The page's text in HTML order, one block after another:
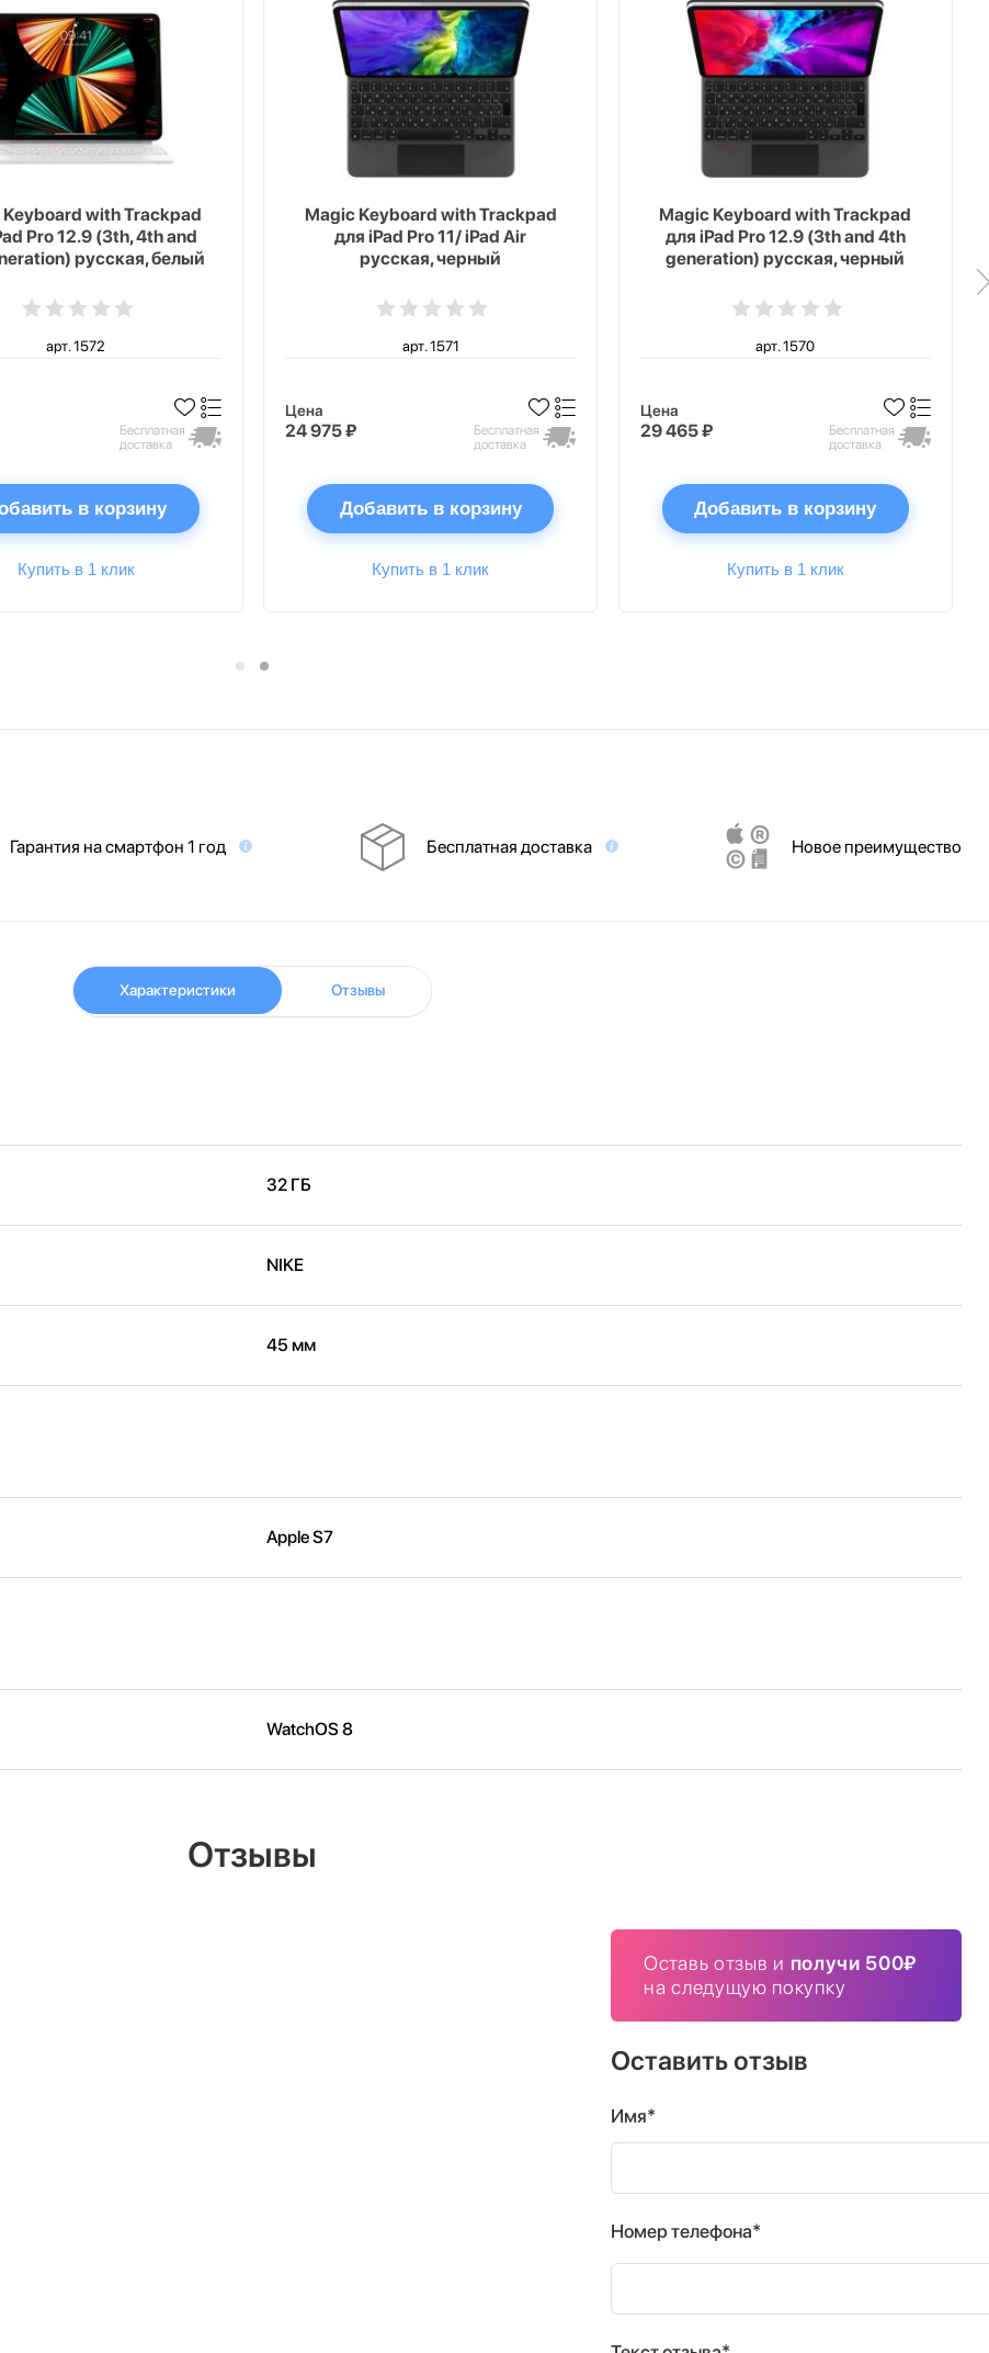
with Trackpad
Pro 12.9 (3th, 4th and
русская, белый
арт. 1572
Бесплатная
доставка
в корзину
Купить в 1 клик
Magic Keyboard with Trackpad
для iPad Pro 11/ iPad Air
русская, черный
арт. 1571
Цена
24 975 ₽
Бесплатная
доставка
Добавить в корзину
Купить в 1 клик
Magic Keyboard with Trackpad
для iPad Pro 12.9 (3th and 4th
generation) русская, черный
арт. 1570
Цена
29 465 ₽
Бесплатная
доставка
Добавить в корзину
Купить в 1 клик
Гарантия на смартфон 1 год Бесплатная доставка Новое преимущество
Характеристики Отзывы
32 ГБ
NIKE
45 мм
Apple S7
WatchOS 8
Отзывы
Оставь отзыв и получи 500₽
на следущую покупку
Оставить отзыв
Имя*
Номер телефона*